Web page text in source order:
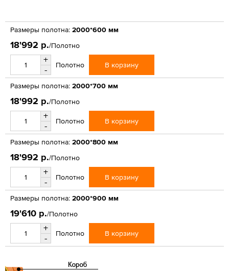
Размеры полотна: 2000*600 мм
18'992 р./Полотно
+
-
Полотно В корзину
Размеры полотна: 2000*700 мм
18'992 р./Полотно
+
-
Полотно В корзину
Размеры полотна: 2000*800 мм
18'992 р./Полотно
+
-
Полотно В корзину
Размеры полотна: 2000*900 мм
19'610 р./Полотно
+
-
Полотно В корзину